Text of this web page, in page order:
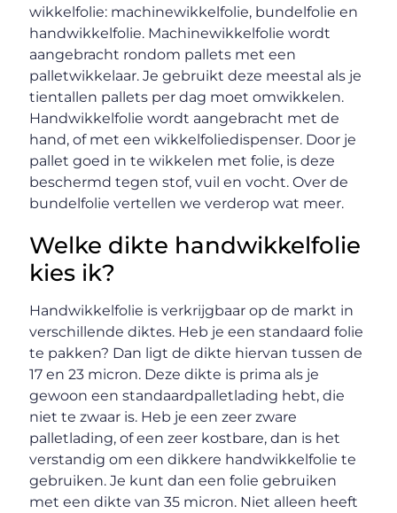
wikkelfolie: machinewikkelfolie, bundelfolie en
handwikkelfolie. Machinewikkelfolie wordt
aangebracht rondom pallets met een
palletwikkelaar. Je gebruikt deze meestal als je
tientallen pallets per dag moet omwikkelen.
Handwikkelfolie wordt aangebracht met de
hand, of met een wikkelfoliedispenser. Door je
pallet goed in te wikkelen met folie, is deze
beschermd tegen stof, vuil en vocht. Over de
bundelfolie vertellen we verderop wat meer.
Welke dikte handwikkelfolie
kies ik?
Handwikkelfolie is verkrijgbaar op de markt in
verschillende diktes. Heb je een standaard folie
te pakken? Dan ligt de dikte hiervan tussen de
17 en 23 micron. Deze dikte is prima als je
gewoon een standaardpalletlading hebt, die
niet te zwaar is. Heb je een zeer zware
palletlading, of een zeer kostbare, dan is het
verstandig om een dikkere handwikkelfolie te
gebruiken. Je kunt dan een folie gebruiken
met een dikte van 35 micron. Niet alleen heeft